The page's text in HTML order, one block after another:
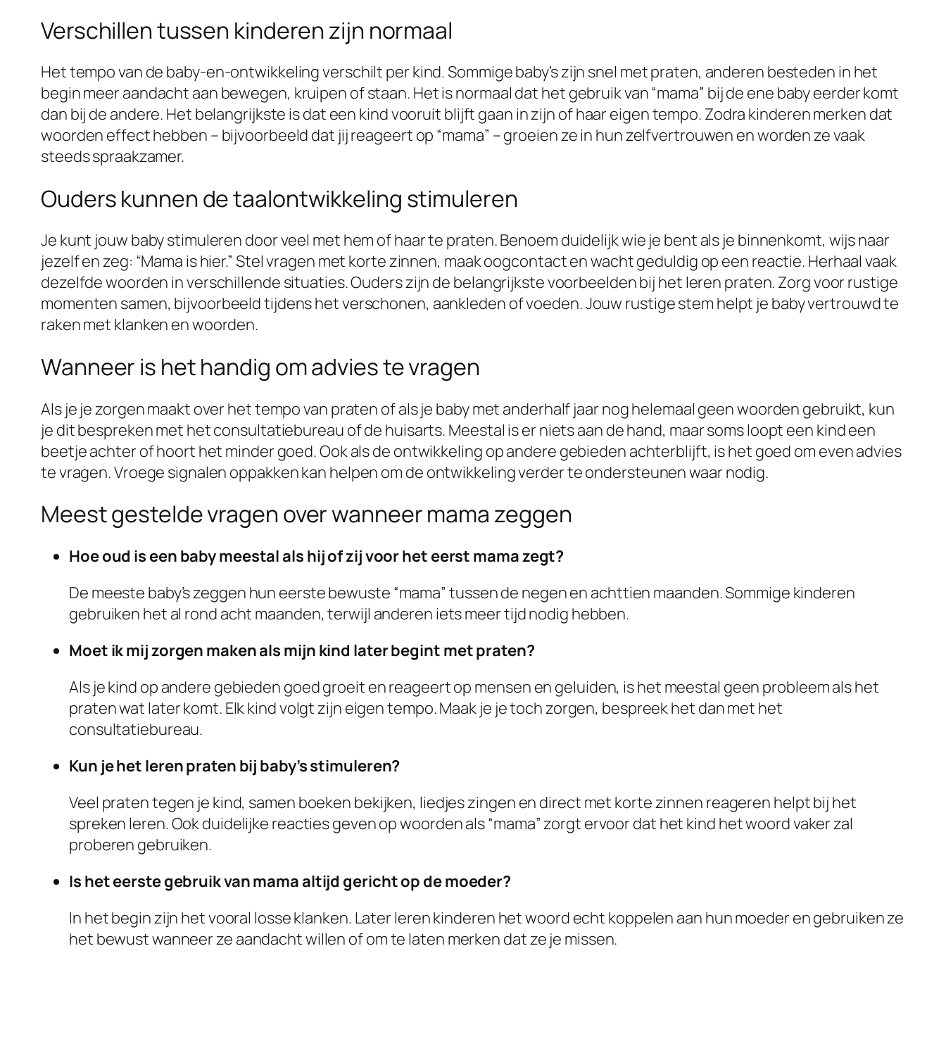
Verschillen tussen kinderen zijn normaal
Het tempo van de baby-en-ontwikkeling verschilt per kind. Sommige baby’s zijn snel met praten, anderen besteden in het
begin meer aandacht aan bewegen, kruipen of staan. Het is normaal dat het gebruik van “mama” bij de ene baby eerder komt
dan bij de andere. Het belangrijkste is dat een kind vooruit blijft gaan in zijn of haar eigen tempo. Zodra kinderen merken dat
woorden effect hebben – bijvoorbeeld dat jij reageert op “mama” – groeien ze in hun zelfvertrouwen en worden ze vaak
steeds spraakzamer.
Ouders kunnen de taalontwikkeling stimuleren
Je kunt jouw baby stimuleren door veel met hem of haar te praten. Benoem duidelijk wie je bent als je binnenkomt, wijs naar
jezelf en zeg: “Mama is hier.” Stel vragen met korte zinnen, maak oogcontact en wacht geduldig op een reactie. Herhaal vaak
dezelfde woorden in verschillende situaties. Ouders zijn de belangrijkste voorbeelden bij het leren praten. Zorg voor rustige
momenten samen, bijvoorbeeld tijdens het verschonen, aankleden of voeden. Jouw rustige stem helpt je baby vertrouwd te
raken met klanken en woorden.
Wanneer is het handig om advies te vragen
Als je je zorgen maakt over het tempo van praten of als je baby met anderhalf jaar nog helemaal geen woorden gebruikt, kun
je dit bespreken met het consultatiebureau of de huisarts. Meestal is er niets aan de hand, maar soms loopt een kind een
beetje achter of hoort het minder goed. Ook als de ontwikkeling op andere gebieden achterblijft, is het goed om even advies
te vragen. Vroege signalen oppakken kan helpen om de ontwikkeling verder te ondersteunen waar nodig.
Meest gestelde vragen over wanneer mama zeggen
Hoe oud is een baby meestal als hij of zij voor het eerst mama zegt?
De meeste baby’s zeggen hun eerste bewuste “mama” tussen de negen en achttien maanden. Sommige kinderen
gebruiken het al rond acht maanden, terwijl anderen iets meer tijd nodig hebben.
Moet ik mij zorgen maken als mijn kind later begint met praten?
Als je kind op andere gebieden goed groeit en reageert op mensen en geluiden, is het meestal geen probleem als het
praten wat later komt. Elk kind volgt zijn eigen tempo. Maak je je toch zorgen, bespreek het dan met het
consultatiebureau.
Kun je het leren praten bij baby’s stimuleren?
Veel praten tegen je kind, samen boeken bekijken, liedjes zingen en direct met korte zinnen reageren helpt bij het
spreken leren. Ook duidelijke reacties geven op woorden als “mama” zorgt ervoor dat het kind het woord vaker zal
proberen gebruiken.
Is het eerste gebruik van mama altijd gericht op de moeder?
In het begin zijn het vooral losse klanken. Later leren kinderen het woord echt koppelen aan hun moeder en gebruiken ze
het bewust wanneer ze aandacht willen of om te laten merken dat ze je missen.